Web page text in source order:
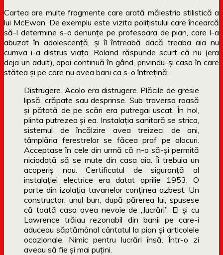
Cartea are multe fragmente care arată măiestria stilistică a
lui McEwan. De exemplu este vizita polițistului care încearcă
să-l determine s-o denunțe pe profesoara de pian, care l-a
abuzat în adolescență, și îl întreabă dacă treaba aia nu
cumva i-a distrus viața. Roland răspunde scurt că nu (era
deja un adult), apoi continuă în gând, privindu-și casa în care
stătea și pe care nu avea bani ca s-o întrețină:
Distrugere. Acolo era distrugere. Plăcile de gresie
lipsă, crăpate sau desprinse. Sub traversa roasă
şi pătată de pe scări era putregai uscat. În hol,
plinta putrezea şi ea. Instalaţia sanitară se strica,
sistemul de încălzire avea treizeci de ani,
tâmplăria ferestrelor se făcea praf pe alocuri.
Acceptase în cele din urmă că n-o să-şi permită
niciodată să se mute din casa aia. Îi trebuia un
acoperiş nou. Certificatul de siguranţă al
instalaţiei electrice era datat aprilie 1953. O
parte din izolaţia tavanelor conţinea azbest. Un
constructor, unul bun, după părerea lui, spusese
că toată casa avea nevoie de „lucrări”. El şi cu
Lawrence trăiau rezonabil din banii pe care-i
aduceau săptămânal cântatul la pian şi articolele
ocazionale. Nimic pentru lucrări însă. Într-o zi
aveau să fie şi mai puţini.